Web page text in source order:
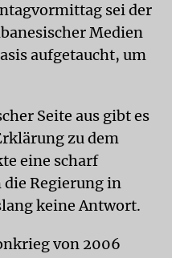
sei der
Medien
aufgetaucht, um
Seite aus gibt es
zu dem
eine scharf
Regierung in
keine Antwort.
von 2006